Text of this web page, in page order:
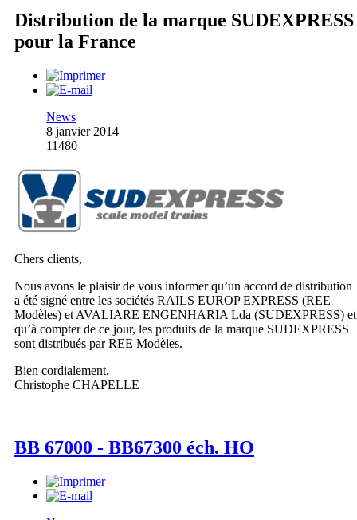
Distribution de la marque SUDEXPRESS
pour la France
News
8 janvier 2014
11480
Chers clients,
Nous avons le plaisir de vous informer qu’un accord de distribution
a été signé entre les sociétés RAILS EUROP EXPRESS (REE
Modèles) et AVALIARE ENGENHARIA Lda (SUDEXPRESS) et
qu’à compter de ce jour, les produits de la marque SUDEXPRESS
sont distribués par REE Modèles.
Bien cordialement,
Christophe CHAPELLE
BB 67000 - BB67300 éch. HO